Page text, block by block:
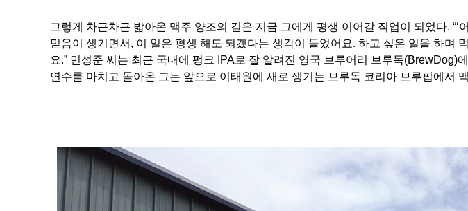
그렇게 차근차근 밟아온 맥주 양조의 길은 지금 그에게 평생 이어갈 직업이 되었다. “‘
믿음이 생기면서, 이 일은 평생 해도 되겠다는 생각이 들었어요. 하고 싶은 일을 하며
요.” 민성준 씨는 최근 국내에 펑크 IPA로 잘 알려진 영국 브루어리 브루독(BrewDog)
연수를 마치고 돌아온 그는 앞으로 이태원에 새로 생기는 브루독 코리아 브루펍에서